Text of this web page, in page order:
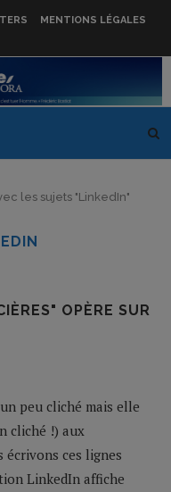
MENTIONS LÉGALES
les sujets "LinkedIn"
OPÈRE SUR
peu cliché mais elle
cliché !) aux
écrivons ces lignes
LinkedIn affiche